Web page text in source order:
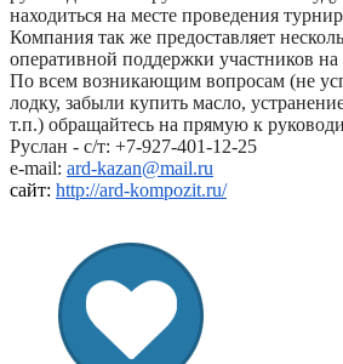
находиться на месте проведения
Компания так же предоставляет
оперативной поддержки участников на
По всем возникающим вопросам (не
лодку, забыли купить масло,
т.п.) обращайтесь на прямую к
Руслан - с/т: +7-927-401-12-25
e-mail: ard-kazan@mail.ru
сайт: http://ard-kompozit.ru/